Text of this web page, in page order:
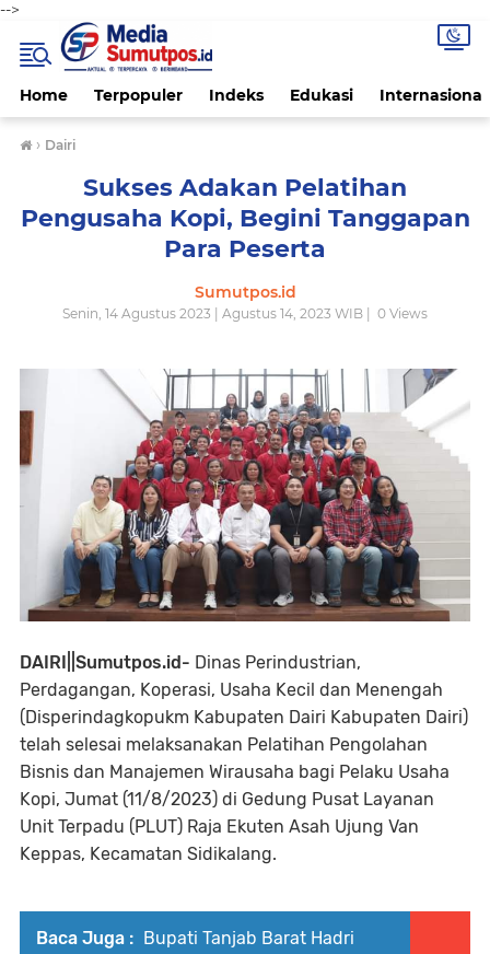
-->
Home Terpopuler Indeks Edukasi Internasional
› Dairi
Sukses Adakan Pelatihan
Pengusaha Kopi, Begini Tanggapan
Para Peserta
Sumutpos.id
Senin, 14 Agustus 2023 | Agustus 14, 2023 WIB | 0 Views
DAIRI||Sumutpos.id- Dinas Perindustrian,
Perdagangan, Koperasi, Usaha Kecil dan Menengah
(Disperindagkopukm Kabupaten Dairi Kabupaten Dairi)
telah selesai melaksanakan Pelatihan Pengolahan
Bisnis dan Manajemen Wirausaha bagi Pelaku Usaha
Kopi, Jumat (11/8/2023) di Gedung Pusat Layanan
Unit Terpadu (PLUT) Raja Ekuten Asah Ujung Van
Keppas, Kecamatan Sidikalang.
Baca Juga :
Bupati Tanjab Barat Hadri